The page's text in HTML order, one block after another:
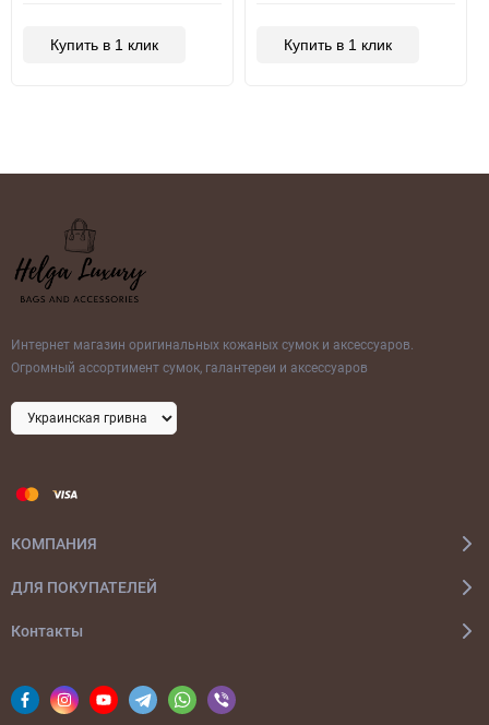
Купить в 1 клик Купить в 1 клик
Интернет магазин оригинальных кожаных сумок и аксессуаров.
Огромный ассортимент сумок, галантереи и аксессуаров
КОМПАНИЯ
ДЛЯ ПОКУПАТЕЛЕЙ
Контакты